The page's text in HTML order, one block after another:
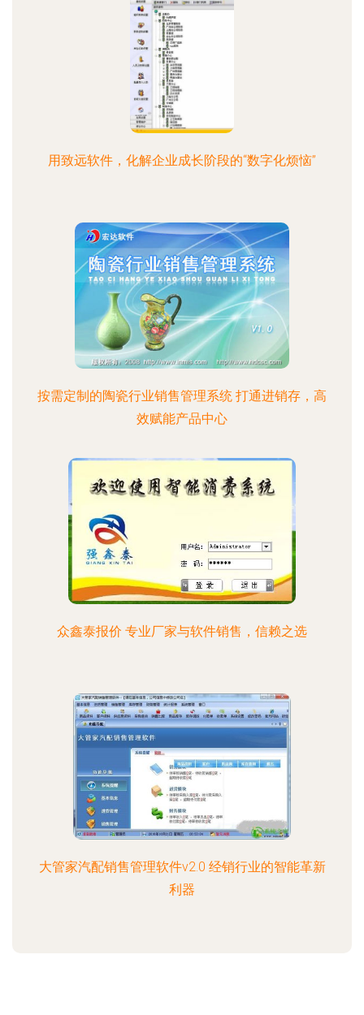
用致远软件，化解企业成长阶段的“数字化烦恼”
按需定制的陶瓷行业销售管理系统 打通进销存，高
效赋能产品中心
众鑫泰报价 专业厂家与软件销售，信赖之选
大管家汽配销售管理软件v2.0 经销行业的智能革新
利器